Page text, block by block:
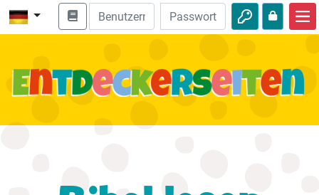
Bibel entdecken